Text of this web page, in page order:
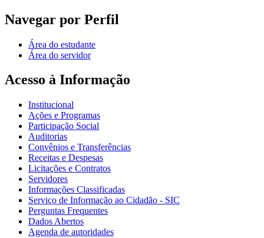
Navegar por Perfil
Área do estudante
Área do servidor
Acesso à Informação
Institucional
Ações e Programas
Participação Social
Auditorias
Convênios e Transferências
Receitas e Despesas
Licitações e Contratos
Servidores
Informações Classificadas
Serviço de Informação ao Cidadão - SIC
Perguntas Frequentes
Dados Abertos
Agenda de autoridades